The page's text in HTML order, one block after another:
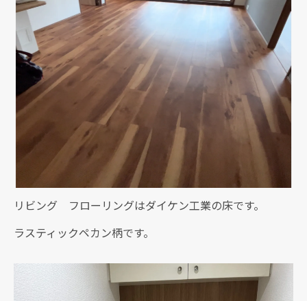
リビング フローリングはダイケン工業の床です。
ラスティックペカン柄です。